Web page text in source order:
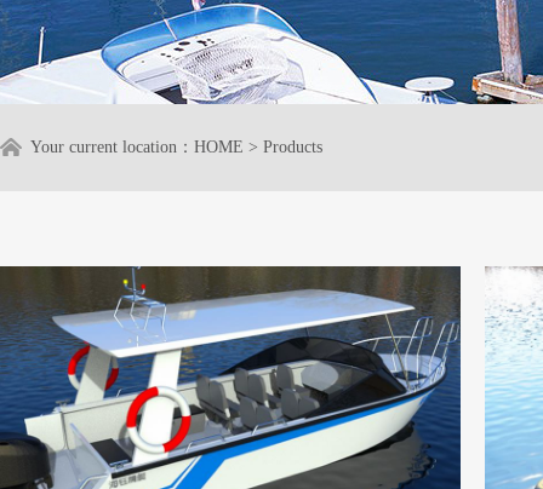
Your current location： HOME > Products